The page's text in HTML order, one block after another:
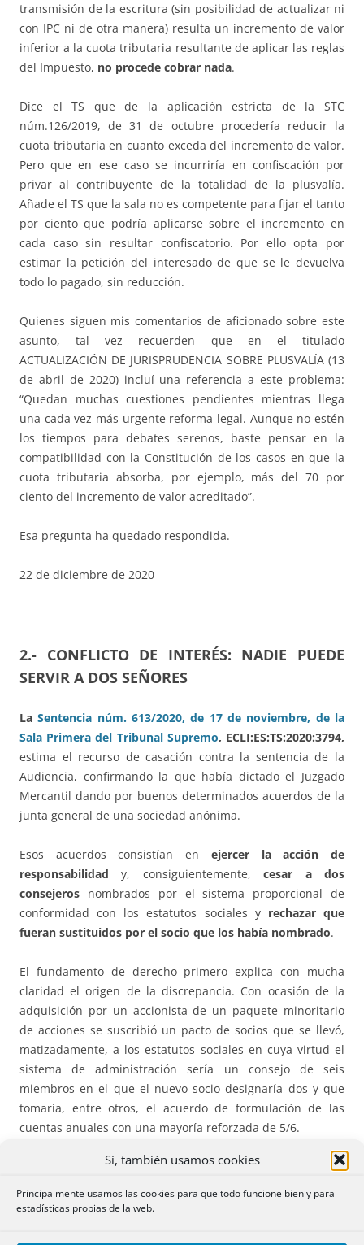
Sí, también usamos cookies
Principalmente usamos las cookies para que todo funcione bien y para
estadísticas propias de la web.
transmisión de la escritura (sin posibilidad de actualizar ni
con IPC ni de otra manera) resulta un incremento de valor
inferior a la cuota tributaria resultante de aplicar las reglas
del Impuesto, no procede cobrar nada.
Dice el TS que de la aplicación estricta de la STC
núm.126/2019, de 31 de octubre procedería reducir la
cuota tributaria en cuanto exceda del incremento de valor.
Pero que en ese caso se incurriría en confiscación por
privar al contribuyente de la totalidad de la plusvalía.
Añade el TS que la sala no es competente para fijar el tanto
por ciento que podría aplicarse sobre el incremento en
cada caso sin resultar confiscatorio. Por ello opta por
estimar la petición del interesado de que se le devuelva
todo lo pagado, sin reducción.
Quienes siguen mis comentarios de aficionado sobre este
asunto, tal vez recuerden que en el titulado
ACTUALIZACIÓN DE JURISPRUDENCIA SOBRE PLUSVALÍA (13
de abril de 2020) incluí una referencia a este problema:
“Quedan muchas cuestiones pendientes mientras llega
una cada vez más urgente reforma legal. Aunque no estén
los tiempos para debates serenos, baste pensar en la
compatibilidad con la Constitución de los casos en que la
cuota tributaria absorba, por ejemplo, más del 70 por
ciento del incremento de valor acreditado”.
Esa pregunta ha quedado respondida.
22 de diciembre de 2020
2.- CONFLICTO DE INTERÉS: NADIE PUEDE
SERVIR A DOS SEÑORES
LaSentencia núm. 613/2020, de 17 de noviembre, de la
Sala Primera del Tribunal Supremo, ECLI:ES:TS:2020:3794,
estima el recurso de casación contra la sentencia de la
Audiencia, confirmando la que había dictado el Juzgado
Mercantil dando por buenos determinados acuerdos de la
junta general de una sociedad anónima.
Esos acuerdos consistían en ejercer la acción de
responsabilidad y, consiguientemente,cesar a dos
consejeros nombrados por el sistema proporcional de
conformidad con los estatutos sociales y rechazar que
fueran sustituidos por el socio que los había nombrado.
El fundamento de derecho primero explica con mucha
claridad el origen de la discrepancia. Con ocasión de la
adquisición por un accionista de un paquete minoritario
de acciones se suscribió un pacto de socios que se llevó,
matizadamente, a los estatutos sociales en cuya virtud el
sistema de administración sería un consejo de seis
miembros en el que el nuevo socio designaría dos y que
tomaría, entre otros, el acuerdo de formulación de las
cuentas anuales con una mayoría reforzada de 5/6.
Entre ambas sociedades existían relaciones económicas
cuya liquidación devino problemática razón por la cual
consejeros nombrados por el socio minoritario